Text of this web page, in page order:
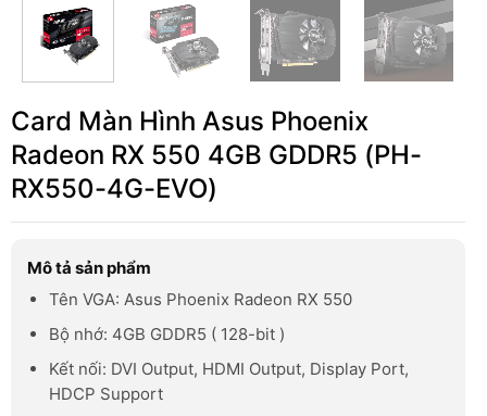
Card Màn Hình Asus Phoenix
Radeon RX 550 4GB GDDR5 (PH-
RX550-4G-EVO)
Mô tả sản phẩm
Tên VGA: Asus Phoenix Radeon RX 550
Bộ nhớ: 4GB GDDR5 ( 128-bit )
Kết nối: DVI Output, HDMI Output, Display Port,
HDCP Support